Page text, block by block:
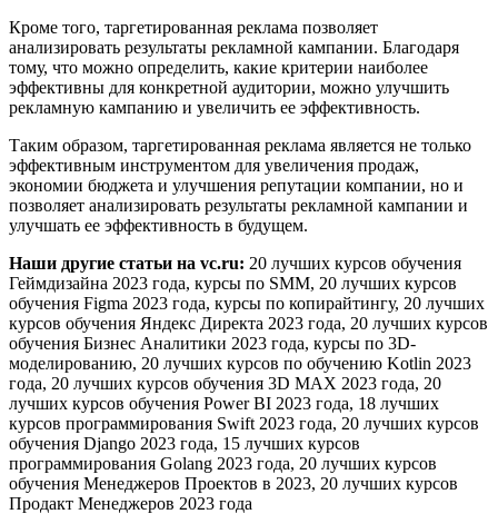
Кроме того, таргетированная реклама позволяет
анализировать результаты рекламной кампании. Благодаря
тому, что можно определить, какие критерии наиболее
эффективны для конкретной аудитории, можно улучшить
рекламную кампанию и увеличить ее эффективность.
Таким образом, таргетированная реклама является не только
эффективным инструментом для увеличения продаж,
экономии бюджета и улучшения репутации компании, но и
позволяет анализировать результаты рекламной кампании и
улучшать ее эффективность в будущем.
Наши другие статьи на vc.ru: 20 лучших курсов обучения
Геймдизайна 2023 года, курсы по SMM, 20 лучших курсов
обучения Figma 2023 года, курсы по копирайтингу, 20 лучших
курсов обучения Яндекс Директа 2023 года, 20 лучших курсов
обучения Бизнес Аналитики 2023 года, курсы по 3D-
моделированию, 20 лучших курсов по обучению Kotlin 2023
года, 20 лучших курсов обучения 3D MAX 2023 года, 20
лучших курсов обучения Power BI 2023 года, 18 лучших
курсов программирования Swift 2023 года, 20 лучших курсов
обучения Django 2023 года, 15 лучших курсов
программирования Golang 2023 года, 20 лучших курсов
обучения Менеджеров Проектов в 2023, 20 лучших курсов
Продакт Менеджеров 2023 года